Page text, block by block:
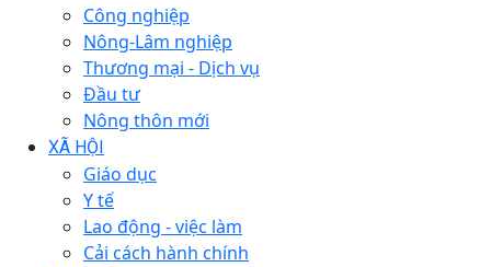
Công nghiệp
Nông-Lâm nghiệp
Thương mại - Dịch vụ
Đầu tư
Nông thôn mới
XÃ HỘI
Giáo dục
Y tế
Lao động - việc làm
Cải cách hành chính